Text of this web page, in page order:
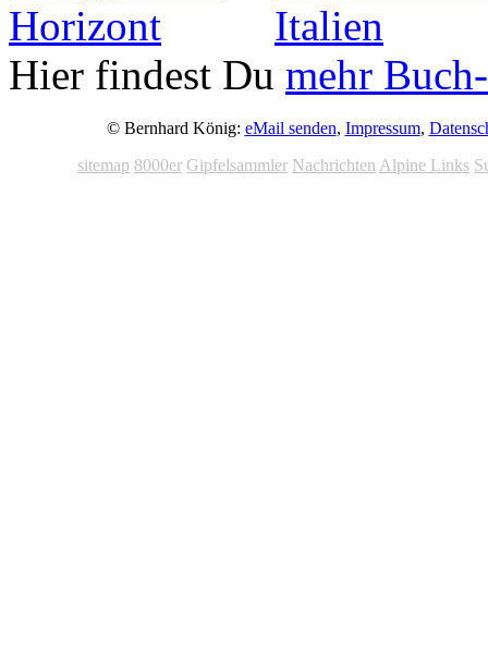
Hier findest Du mehr
© Bernhard König: eMail senden, Impressum,
sitemap 8000er Gipfelsammler Nachrichten Alpine Links